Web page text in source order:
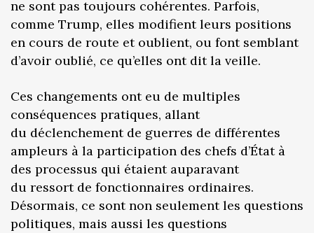
ne sont pas toujours cohérentes. Parfois,
comme Trump, elles modifient leurs positions
en cours de route et oublient, ou font semblant
d’avoir oublié, ce qu’elles ont dit la veille.
Ces changements ont eu de multiples
conséquences pratiques, allant
du déclenchement de guerres de différentes
ampleurs à la participation des chefs d’État à
des processus qui étaient auparavant
du ressort de fonctionnaires ordinaires.
Désormais, ce sont non seulement les questions
politiques, mais aussi les questions